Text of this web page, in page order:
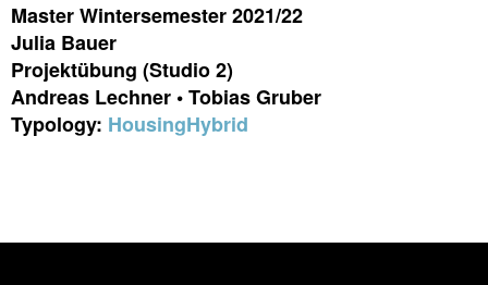
Master Wintersemester 2021/22
Julia Bauer
Projektübung (Studio 2)
Andreas Lechner • Tobias Gruber
Typology: HousingHybrid